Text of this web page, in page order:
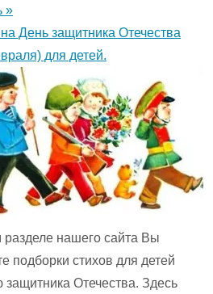
»
День защитника Отечества
для детей.
разделе нашего сайта Вы
подборки стихов для детей
защитника Отечества. Здесь